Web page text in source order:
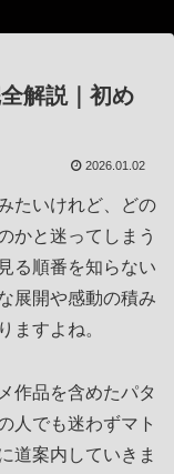
解説｜初め
2026.01.02
たいけれど、どの
かと迷ってしまう
る順番を知らない
展開や感動の積み
ますよね。
作品を含めたパタ
人でも迷わずマト
道案内していきま